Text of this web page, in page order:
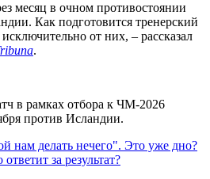
месяц в очном противостоянии
Как подготовится тренерский
от них, – рассказал
.
в рамках отбора к ЧМ-2026
против Исландии.
нам делать нечего". Это уже дно?
за результат?